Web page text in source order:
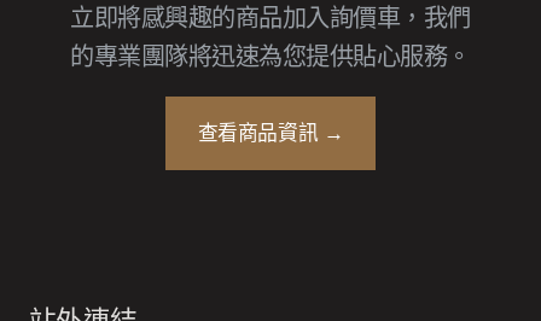
立即將感興趣的商品加入詢價車，我們
的專業團隊將迅速為您提供貼心服務。
查看商品資訊 →